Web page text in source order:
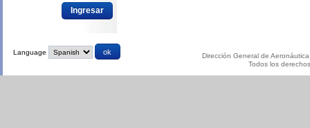
Language
Dirección General de
Todos los